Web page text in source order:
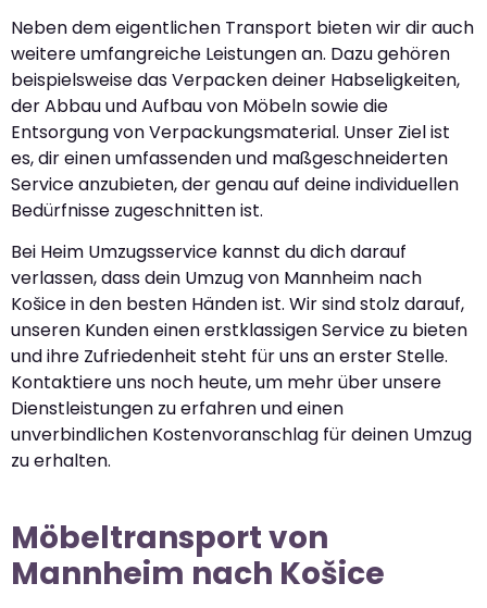
Neben dem eigentlichen Transport bieten wir dir auch
weitere umfangreiche Leistungen an. Dazu gehören
beispielsweise das Verpacken deiner Habseligkeiten,
der Abbau und Aufbau von Möbeln sowie die
Entsorgung von Verpackungsmaterial. Unser Ziel ist
es, dir einen umfassenden und maßgeschneiderten
Service anzubieten, der genau auf deine individuellen
Bedürfnisse zugeschnitten ist.
Bei Heim Umzugsservice kannst du dich darauf
verlassen, dass dein Umzug von Mannheim nach
Košice in den besten Händen ist. Wir sind stolz darauf,
unseren Kunden einen erstklassigen Service zu bieten
und ihre Zufriedenheit steht für uns an erster Stelle.
Kontaktiere uns noch heute, um mehr über unsere
Dienstleistungen zu erfahren und einen
unverbindlichen Kostenvoranschlag für deinen Umzug
zu erhalten.
Möbeltransport von
Mannheim nach Košice